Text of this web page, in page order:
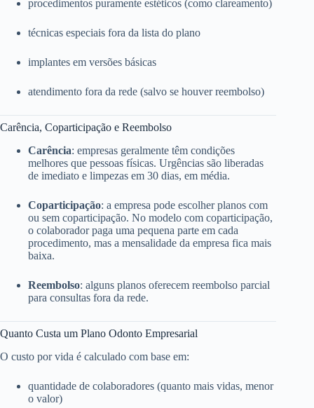
procedimentos puramente estéticos (como clareamento)
técnicas especiais fora da lista do plano
implantes em versões básicas
atendimento fora da rede (salvo se houver reembolso)
Carência, Coparticipação e Reembolso
Carência: empresas geralmente têm condições
melhores que pessoas físicas. Urgências são liberadas
de imediato e limpezas em 30 dias, em média.
Coparticipação: a empresa pode escolher planos com
ou sem coparticipação. No modelo com coparticipação,
o colaborador paga uma pequena parte em cada
procedimento, mas a mensalidade da empresa fica mais
baixa.
Reembolso: alguns planos oferecem reembolso parcial
para consultas fora da rede.
Quanto Custa um Plano Odonto Empresarial
O custo por vida é calculado com base em:
quantidade de colaboradores (quanto mais vidas, menor
o valor)